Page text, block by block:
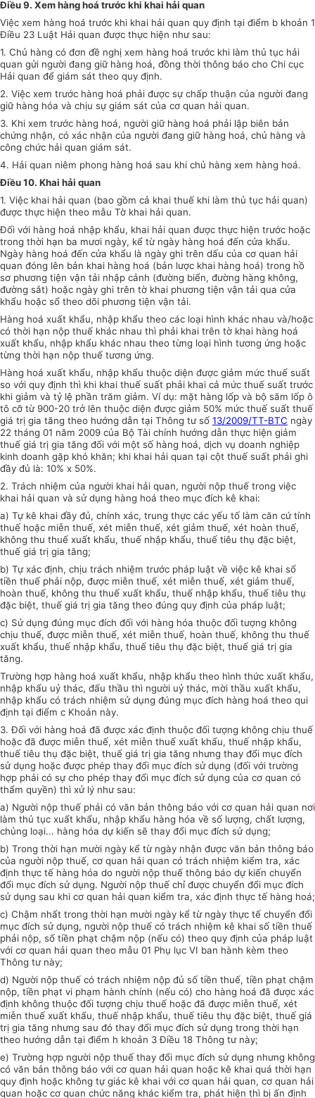
Điều 9. Xem hàng hoá trước khi khai hải quan
Việc xem hàng hoá trước khi khai hải quan quy định tại điểm b khoản 1
Điều 23 Luật Hải quan được thực hiện như sau:
1. Chủ hàng có đơn đề nghị xem hàng hoá trước khi làm thủ tục hải
quan gửi người đang giữ hàng hoá, đồng thời thông báo cho Chi cục
Hải quan để giám sát theo quy định.
2. Việc xem trước hàng hoá phải được sự chấp thuận của người đang
giữ hàng hóa và chịu sự giám sát của cơ quan hải quan.
3. Khi xem trước hàng hoá, người giữ hàng hoá phải lập biên bản
chứng nhận, có xác nhận của người đang giữ hàng hoá, chủ hàng và
công chức hải quan giám sát.
4. Hải quan niêm phong hàng hoá sau khi chủ hàng xem hàng hoá.
Điều 10. Khai hải quan
1. Việc khai hải quan (bao gồm cả khai thuế khi làm thủ tục hải quan)
được thực hiện theo mẫu Tờ khai hải quan.
Đối với hàng hoá nhập khẩu, khai hải quan được thực hiện trước hoặc
trong thời hạn ba mươi ngày, kể từ ngày hàng hoá đến cửa khẩu.
Ngày hàng hoá đến cửa khẩu là ngày ghi trên dấu của cơ quan hải
quan đóng lên bản khai hàng hoá (bản lược khai hàng hoá) trong hồ
sơ phương tiện vận tải nhập cảnh (đường biển, đường hàng không,
đường sắt) hoặc ngày ghi trên tờ khai phương tiện vận tải qua cửa
khẩu hoặc sổ theo dõi phương tiện vận tải.
Hàng hoá xuất khẩu, nhập khẩu theo các loại hình khác nhau và/hoặc
có thời hạn nộp thuế khác nhau thì phải khai trên tờ khai hàng hoá
xuất khẩu, nhập khẩu khác nhau theo từng loại hình tương ứng hoặc
từng thời hạn nộp thuế tương ứng.
Hàng hoá xuất khẩu, nhập khẩu thuộc diện được giảm mức thuế suất
so với quy định thì khi khai thuế suất phải khai cả mức thuế suất trước
khi giảm và tỷ lệ phần trăm giảm. Ví dụ: mặt hàng lốp và bộ săm lốp ô
tô cỡ từ 900-20 trở lên thuộc diện được giảm 50% mức thuế suất thuế
giá trị gia tăng theo hướng dẫn tại Thông tư số 13/2009/TT-BTC ngày
22 tháng 01 năm 2009 của Bộ Tài chính hướng dẫn thực hiện giảm
thuế giá trị gia tăng đối với một số hàng hoá, dịch vụ doanh nghiệp
kinh doanh gặp khó khăn; khi khai hải quan tại cột thuế suất phải ghi
đầy đủ là: 10% x 50%.
2. Trách nhiệm của người khai hải quan, người nộp thuế trong việc
khai hải quan và sử dụng hàng hoá theo mục đích kê khai:
a) Tự kê khai đầy đủ, chính xác, trung thực các yếu tố làm căn cứ tính
thuế hoặc miễn thuế, xét miễn thuế, xét giảm thuế, xét hoàn thuế,
không thu thuế xuất khẩu, thuế nhập khẩu, thuế tiêu thụ đặc biệt,
thuế giá trị gia tăng;
b) Tự xác định, chịu trách nhiệm trước pháp luật về việc kê khai số
tiền thuế phải nộp, được miễn thuế, xét miễn thuế, xét giảm thuế,
hoàn thuế, không thu thuế xuất khẩu, thuế nhập khẩu, thuế tiêu thụ
đặc biệt, thuế giá trị gia tăng theo đúng quy định của pháp luật;
c) Sử dụng đúng mục đích đối với hàng hóa thuộc đối tượng không
chịu thuế, được miễn thuế, xét miễn thuế, hoàn thuế, không thu thuế
xuất khẩu, thuế nhập khẩu, thuế tiêu thụ đặc biệt, thuế giá trị gia
tăng.
Trường hợp hàng hoá xuất khẩu, nhập khẩu theo hình thức xuất khẩu,
nhập khẩu uỷ thác, đấu thầu thì người uỷ thác, mời thầu xuất khẩu,
nhập khẩu có trách nhiệm sử dụng đúng mục đích hàng hoá theo qui
định tại điểm c Khoản này.
3. Đối với hàng hoá đã được xác định thuộc đối tượng không chịu thuế
hoặc đã được miễn thuế, xét miễn thuế xuất khẩu, thuế nhập khẩu,
thuế tiêu thụ đặc biệt, thuế giá trị gia tăng nhưng thay đổi mục đích
sử dụng hoặc được phép thay đổi mục đích sử dụng (đối với trường
hợp phải có sự cho phép thay đổi mục đích sử dụng của cơ quan có
thẩm quyền) thì xử lý như sau:
a) Người nộp thuế phải có văn bản thông báo với cơ quan hải quan nơi
làm thủ tục xuất khẩu, nhập khẩu hàng hóa về số lượng, chất lượng,
chủng loại... hàng hóa dự kiến sẽ thay đổi mục đích sử dụng;
b) Trong thời hạn mười ngày kể từ ngày nhận được văn bản thông báo
của người nộp thuế, cơ quan hải quan có trách nhiệm kiểm tra, xác
định thực tế hàng hóa do người nộp thuế thông báo dự kiến chuyển
đổi mục đích sử dụng. Người nộp thuế chỉ được chuyển đổi mục đích
sử dụng sau khi cơ quan hải quan kiểm tra, xác định thực tế hàng hoá;
c) Chậm nhất trong thời hạn mười ngày kể từ ngày thực tế chuyển đổi
mục đích sử dụng, người nộp thuế có trách nhiệm kê khai số tiền thuế
phải nộp, số tiền phạt chậm nộp (nếu có) theo quy định của pháp luật
với cơ quan hải quan theo mẫu 01 Phụ lục VI ban hành kèm theo
Thông tư này;
d) Người nộp thuế có trách nhiệm nộp đủ số tiền thuế, tiền phạt chậm
nộp, tiền phạt vi phạm hành chính (nếu có) cho hàng hoá đã được xác
định không thuộc đối tượng chịu thuế hoặc đã được miễn thuế, xét
miễn thuế xuất khẩu, thuế nhập khẩu, thuế tiêu thụ đặc biệt, thuế giá
trị gia tăng nhưng sau đó thay đổi mục đích sử dụng trong thời hạn
theo hướng dẫn tại điểm h khoản 3 Điều 18 Thông tư này;
e) Trường hợp người nộp thuế thay đổi mục đích sử dụng nhưng không
có văn bản thông báo với cơ quan hải quan hoặc kê khai quá thời hạn
quy định hoặc không tự giác kê khai với cơ quan hải quan, cơ quan hải
quan hoặc cơ quan chức năng khác kiểm tra, phát hiện thì bị ấn định